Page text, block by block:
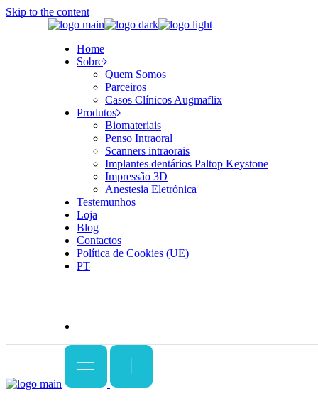
Skip to the content
Home
Sobre
Quem Somos
Parceiros
Casos Clínicos Augmaflix
Produtos
Biomateriais
Penso Intraoral
Scanners intraorais
Implantes dentários Paltop Keystone
Impressão 3D
Anestesia Eletrónica
Testemunhos
Loja
Blog
Contactos
Política de Cookies (UE)
PT